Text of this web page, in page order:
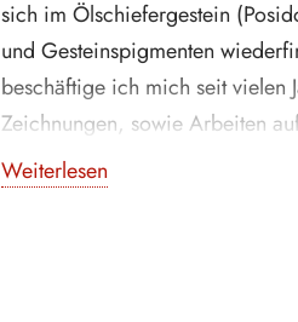
sich im Ölschiefergestein
und Gesteinspigmenten
beschäftige ich mich seit vielen
Zeichnungen, sowie Arbeiten
anzufertigen. Im
Werken experimentelle Videos
Weiterlesen